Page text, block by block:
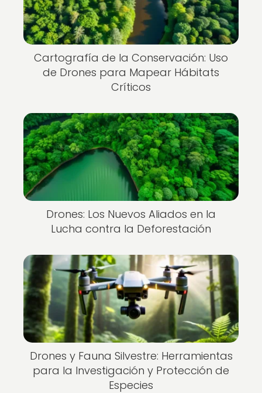
Cartografía de la Conservación: Uso
de Drones para Mapear Hábitats
Críticos
Drones: Los Nuevos Aliados en la
Lucha contra la Deforestación
Drones y Fauna Silvestre: Herramientas
para la Investigación y Protección de
Especies